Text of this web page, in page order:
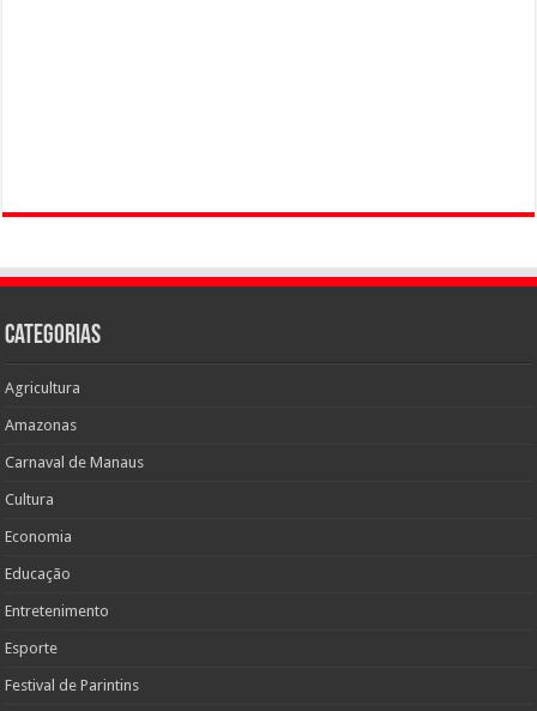
Categorias
Agricultura
Amazonas
Carnaval de Manaus
Cultura
Economia
Educação
Entretenimento
Esporte
Festival de Parintins